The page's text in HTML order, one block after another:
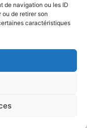
de navigation ou les ID
de retirer son
caractéristiques
2026